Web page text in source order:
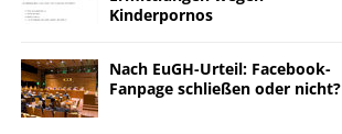
Kinderpornos
Nach EuGH-Urteil: Facebook-
Fanpage schließen oder nicht?